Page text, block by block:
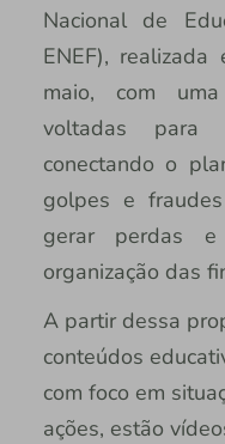
Nacional de
ENEF),
maio, com
voltadas para
conectando o
golpes e
gerar perdas e
organização das
A partir dessa
conteúdos
com foco em
ações, estão